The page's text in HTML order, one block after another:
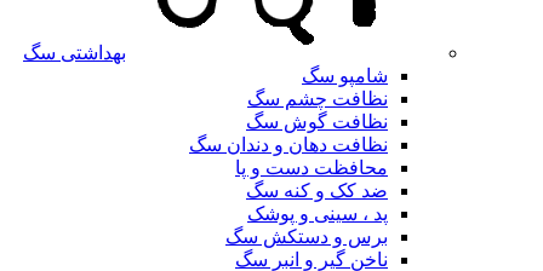
بهداشتی سگ
شامپو سگ
نظافت چشم سگ
نظافت گوش سگ
نظافت دهان و دندان سگ
محافظت دست و پا
ضد کک و کنه سگ
پد ، سینی و پوشک
برس و دستکش سگ
ناخن گیر و انبر سگ